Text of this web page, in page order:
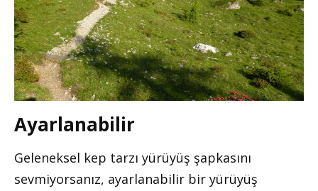
Ayarlanabilir
Geleneksel kep tarzı yürüyüş şapkasını
sevmiyorsanız, ayarlanabilir bir yürüyüş